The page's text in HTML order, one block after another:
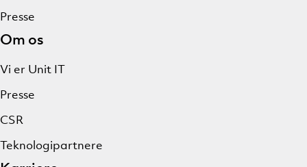
Presse
Om os
Vi er Unit IT
Presse
CSR
Teknologipartnere